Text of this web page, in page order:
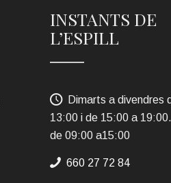
INSTANTS DE
L’ESPILL
Dimarts a divendres
13:00 i de 15:00 a
de 09:00 a15:00
660 27 72 84